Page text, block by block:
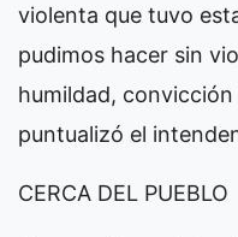
violenta que tuvo
pudimos hacer sin
humildad,
puntualizó el
CERCA DEL PUEBLO